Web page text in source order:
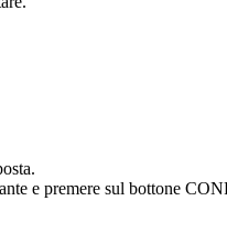
e premere sul bottone